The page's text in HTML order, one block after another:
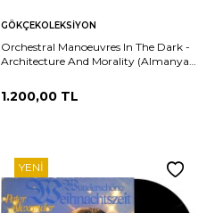
Sepete
Ekle
GÖKÇEKOLEKSIYON
Orchestral Manoeuvres In The Dark -
Architecture And Morality (Almanya
1.200,00 TL
YENI